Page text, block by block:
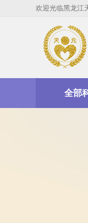
欢迎光临黑龙江
全部